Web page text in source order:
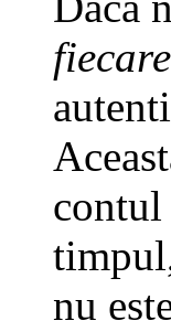
contul
nu